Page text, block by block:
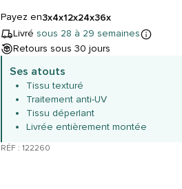
Payez en3x4x12x24x36x
Livré sous 28 à 29 semaines
Retours sous 30 jours
Ses atouts
Tissu texturé
Traitement anti-UV
Tissu déperlant
Livrée entièrement montée
RÉF : 122260